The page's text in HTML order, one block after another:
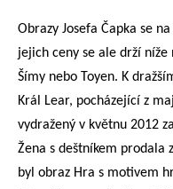
Obrazy Josefa Čapka se
jejich ceny se ale drží níže
Šímy nebo Toyen. K
Král Lear, pocházející z
vydražený v květnu 2012
Žena s deštníkem prodala
byl obraz Hra s motivem